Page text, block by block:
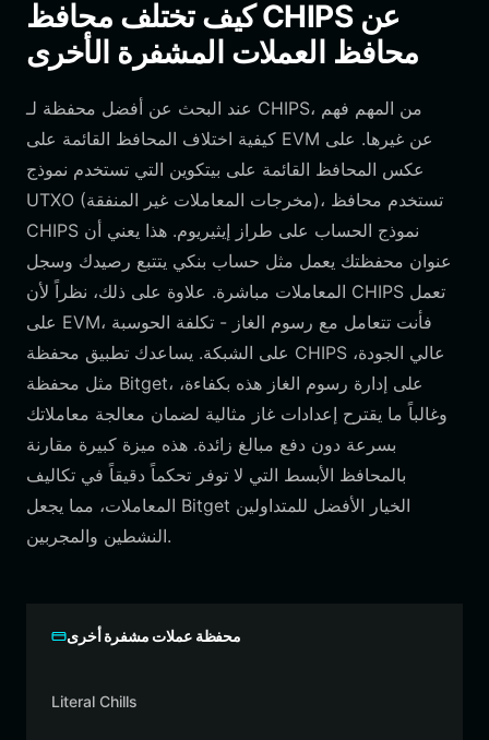
كيف تختلف محافظ CHIPS عن
محافظ العملات المشفرة الأخرى
عند البحث عن أفضل محفظة لـ CHIPS، من المهم فهم
كيفية اختلاف المحافظ القائمة على EVM عن غيرها. على
عكس المحافظ القائمة على بيتكوين التي تستخدم نموذج
UTXO (مخرجات المعاملات غير المنفقة)، تستخدم محافظ
CHIPS نموذج الحساب على طراز إيثيريوم. هذا يعني أن
عنوان محفظتك يعمل مثل حساب بنكي يتتبع رصيدك وسجل
المعاملات مباشرة. علاوة على ذلك، نظراً لأن CHIPS تعمل
على EVM، فأنت تتعامل مع رسوم الغاز - تكلفة الحوسبة
على الشبكة. يساعدك تطبيق محفظة CHIPS عالي الجودة،
مثل محفظة Bitget، على إدارة رسوم الغاز هذه بكفاءة،
وغالباً ما يقترح إعدادات غاز مثالية لضمان معالجة معاملاتك
بسرعة دون دفع مبالغ زائدة. هذه ميزة كبيرة مقارنة
بالمحافظ الأبسط التي لا توفر تحكماً دقيقاً في تكاليف
المعاملات، مما يجعل Bitget الخيار الأفضل للمتداولين
النشطين والمجربين.
محفظة عملات مشفرة أخرى
Literal Chills